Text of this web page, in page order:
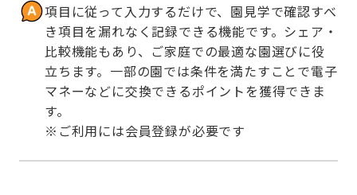
項目に従って入力するだけで、園見学で確認すべ
き項目を漏れなく記録できる機能です。シェア・
比較機能もあり、ご家庭での最適な園選びに役
立ちます。一部の園では条件を満たすことで電子
マネーなどに交換できるポイントを獲得できま
す。
※ご利用には会員登録が必要です